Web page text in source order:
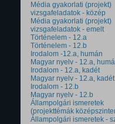
Média gyakorlati (projekt)
vizsgafeladatok - közép
Média gyakorlati (projekt)
vizsgafeladatok - emelt
Történelem - 12.a
Történelem - 12.b
Irodalom -12.a, humán
Magyar nyelv - 12.a,
Irodalom - 12.a, kadét
Magyar nyelv - 12.a, kadét
Irodalom - 12.b
Magyar nyelv - 12.b
Állampolgári ismeretek
(projekttémák
Állampolgári ismeretek -